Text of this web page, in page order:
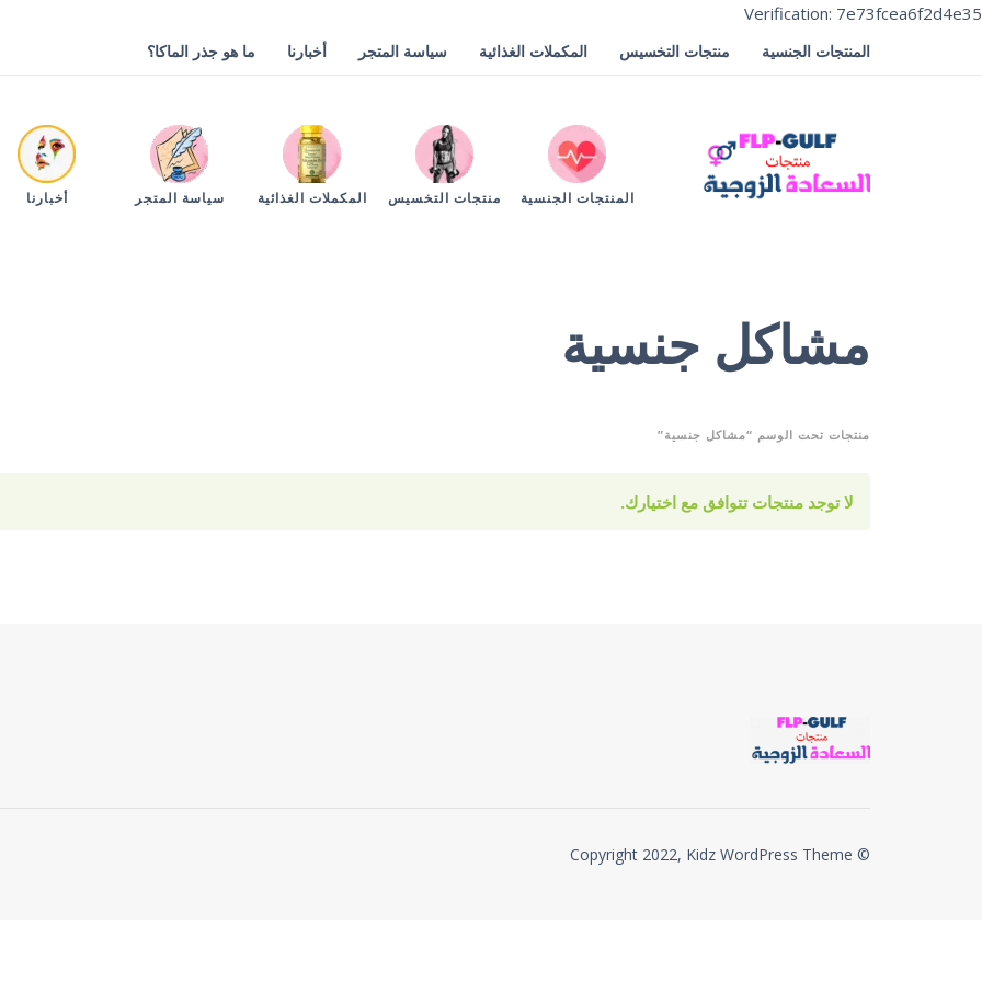
Verification: 7e73fcea6f2d4e35
المنتجات الجنسية منتجات التخسيس المكملات الغذائية سياسة المتجر أخبارنا ما هو جذر الماكا؟
المنتجات الجنسية منتجات التخسيس المكملات الغذائية سياسة المتجر أخبارنا
مشاكل جنسية
منتجات تحت الوسم “مشاكل جنسية”
لا توجد منتجات تتوافق مع اختيارك.
© Copyright 2022, Kidz WordPress Theme